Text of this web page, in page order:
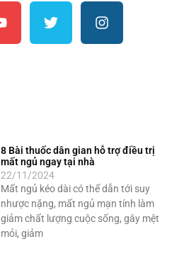
8 Bài thuốc dân gian hỗ trợ điều trị
mất ngủ ngay tại nhà
22/11/2024
Mất ngủ kéo dài có thể dẫn tới suy
nhược nặng, mất ngủ mạn tính làm
giảm chất lượng cuộc sống, gây mệt
mỏi, giảm